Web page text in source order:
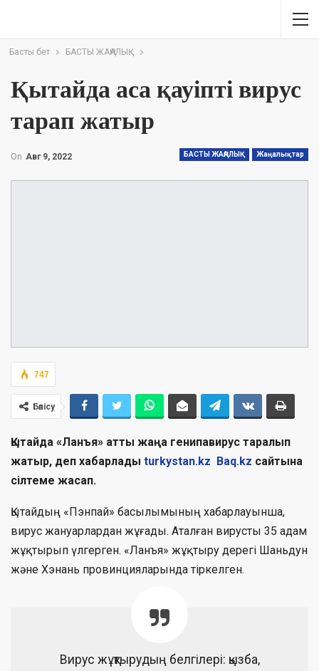
Басты бет БАСТЫ ЖАҢАЛЫҚ
Қытайда аса қауіпті вирус
тарап жатыр
БАСТЫ ЖАҢАЛЫҚ Жаңалықтар
On Авг 9, 2022
747
Бөлісу
Қытайда «Ланъя» атты жаңа генипавирус таралып
жатыр, деп хабарлады turkystan.kz Baq.kz сайтына
сілтеме жасап.
Қытайдың «Пэнпай» басылымының хабарлауынша,
вирус жануарлардан жұғады. Аталған вирусты 35 адам
жұқтырып үлгерген. «Ланъя» жұқтыру дерегі Шаньдун
және Хэнань провинцияларында тіркелген.
Вирус жұқтырудың белгілері: қызба,